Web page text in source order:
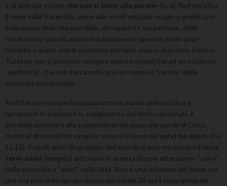
e di amicizia sociale che non si limiti alle parole» (n. 6). Nell’enciclica
il tema della fraternità universale e dell’amicizia sociale è proiettato
sulla scena della vita mondiale, del rapporto tra persone, delle
relazioni tra i popoli, ambiti indubbiamente aperti e molto ampi
rispetto a quello che le comunità cristiane vivono al proprio interno.
Tuttavia non si possono relegare queste tematiche ad un orizzonte
“periferico”, che non tocca nello stesso tempo il “centro” della
comunità parrocchiale.
Anziché ripetere pedissequamente le parole dell’enciclica o
riproporne lo schema e lo svolgimento dei ricchi contenuti, è
possibile associare alla suggestione del papa una parola di Gesù,
rivolta ai discepoli nel vangelo: «non vi chiamo più servi ma amici » (Gv
15,15). Fratelli-amici (linguaggio dell’enciclica) può recuperare il tema
servi-amici (vangelo) articolato in questa doppia attenzione: “servi”
nella comunità e “amici” nella città. Non è una riduzione del tema, ma
una sua possibile riproposizione pastorale. Di qui il tema generale